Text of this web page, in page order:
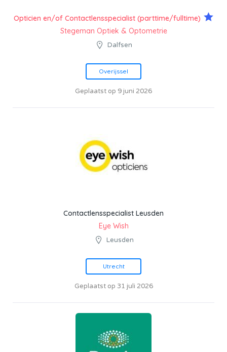
Opticien en/of Contactlensspecialist (parttime/fulltime)
Stegeman Optiek & Optometrie
Dalfsen
Overijssel
Geplaatst op 9 juni 2026
Contactlensspecialist Leusden
Eye Wish
Leusden
Utrecht
Geplaatst op 31 juli 2026